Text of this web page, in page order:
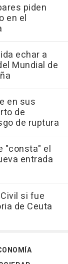
piden
en el
echar a
Mundial de
en sus
de
de ruptura
"consta" el
entrada
si fue
de Ceuta